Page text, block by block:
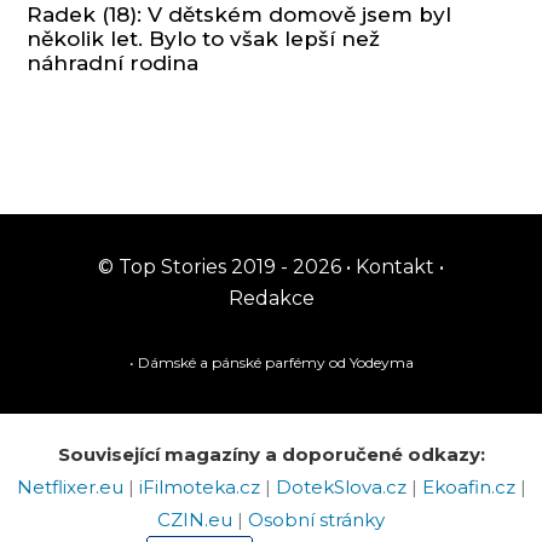
Radek (18): V dětském domově jsem byl
několik let. Bylo to však lepší než
náhradní rodina
© Top Stories 2019 - 2026 • Kontakt •
Redakce
• Dámské a pánské parfémyod Yodeyma
Související magazíny a doporučené odkazy:
Netflixer.eu | iFilmoteka.cz | DotekSlova.cz | Ekoafin.cz |
CZIN.eu | Osobní stránky